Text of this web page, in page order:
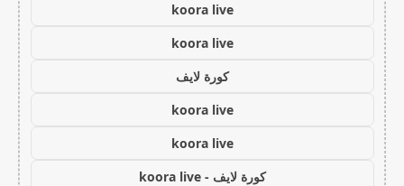
koora live
koora live
كورة لايف
koora live
koora live
كورة لايف - koora live